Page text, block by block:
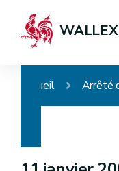
WALLEX
Accueil